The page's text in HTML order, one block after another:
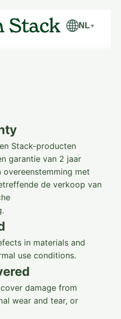
NL▼
Stack-producten
garantie van 2 jaar
met
de verkoop van
in materials and
use conditions.
damage from
wear and tear, or